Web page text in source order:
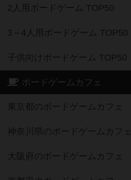
2人用ボードゲーム TOP50
3～4人用ボードゲーム TOP50
子供向けボードゲーム TOP50
ボードゲームカフェ
東京都のボードゲームカフェ
神奈川県のボードゲームカフェ
大阪府のボードゲームカフェ